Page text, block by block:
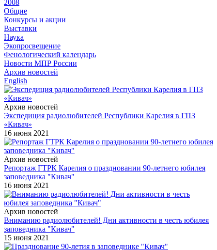
2008
Общие
Конкурсы и акции
Выставки
Наука
Экопросвещение
Фенологический календарь
Новости МПР России
Архив новостей
English
Архив новостей
Экспедиция радиолюбителей Республики Карелия в ГПЗ
«Кивач»
16 июня 2021
Архив новостей
Репортаж ГТРК Карелия о праздновании 90-летнего юбилея
заповедника "Кивач"
16 июня 2021
Архив новостей
Вниманию радиолюбителей! Дни активности в честь юбилея
заповедника "Кивач"
15 июня 2021